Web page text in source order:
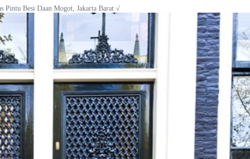
Pintu Besi Daan Mogot, Jakarta Barat √